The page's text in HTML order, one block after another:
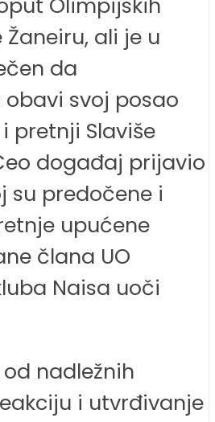
ali je u
da
svoj posao
pretnji Slaviše
događaj prijavio
su predočene i
upućene
člana UO
Naisa uoči
od nadležnih
i utvrđivanje